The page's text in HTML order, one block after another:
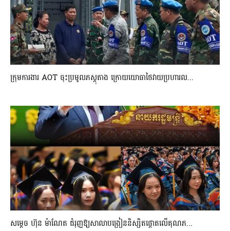
ក្រុមការងារ AOT ចុះប្រមូលភស្តុតាង ក្រោយយោធាថៃវាយប្រហារល...
សម្តេច ហ៊ុន ម៉ាណែត ជំរុញឱ្យសាលាបង្រៀននិស្សិតផ្តោតលើគុណភ...